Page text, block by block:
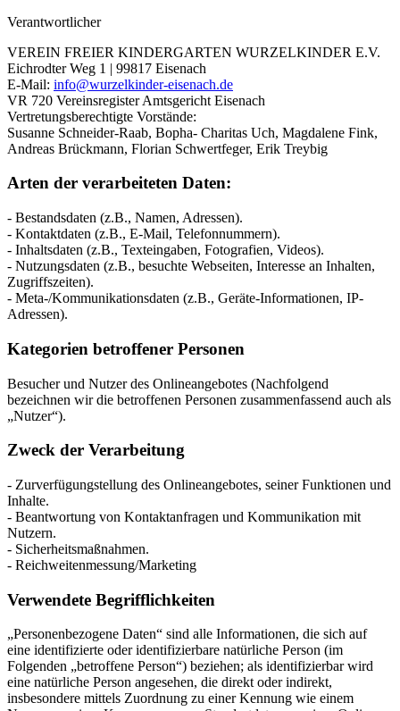
Verantwortlicher
VEREIN FREIER KINDERGARTEN WURZELKINDER E.V.
Eichrodter Weg 1 | 99817 Eisenach
E-Mail: info@wurzelkinder-eisenach.de
VR 720 Vereinsregister Amtsgericht Eisenach
Vertretungsberechtigte Vorstände:
Susanne Schneider-Raab, Bopha- Charitas Uch, Magdalene Fink,
Andreas Brückmann, Florian Schwertfeger, Erik Treybig
Arten der verarbeiteten Daten:
- Bestandsdaten (z.B., Namen, Adressen).
- Kontaktdaten (z.B., E-Mail, Telefonnummern).
- Inhaltsdaten (z.B., Texteingaben, Fotografien, Videos).
- Nutzungsdaten (z.B., besuchte Webseiten, Interesse an Inhalten,
Zugriffszeiten).
- Meta-/Kommunikationsdaten (z.B., Geräte-Informationen, IP-
Adressen).
Kategorien betroffener Personen
Besucher und Nutzer des Onlineangebotes (Nachfolgend
bezeichnen wir die betroffenen Personen zusammenfassend auch als
„Nutzer“).
Zweck der Verarbeitung
- Zurverfügungstellung des Onlineangebotes, seiner Funktionen und
Inhalte.
- Beantwortung von Kontaktanfragen und Kommunikation mit
Nutzern.
- Sicherheitsmaßnahmen.
- Reichweitenmessung/Marketing
Verwendete Begrifflichkeiten
„Personenbezogene Daten“ sind alle Informationen, die sich auf
eine identifizierte oder identifizierbare natürliche Person (im
Folgenden „betroffene Person“) beziehen; als identifizierbar wird
eine natürliche Person angesehen, die direkt oder indirekt,
insbesondere mittels Zuordnung zu einer Kennung wie einem